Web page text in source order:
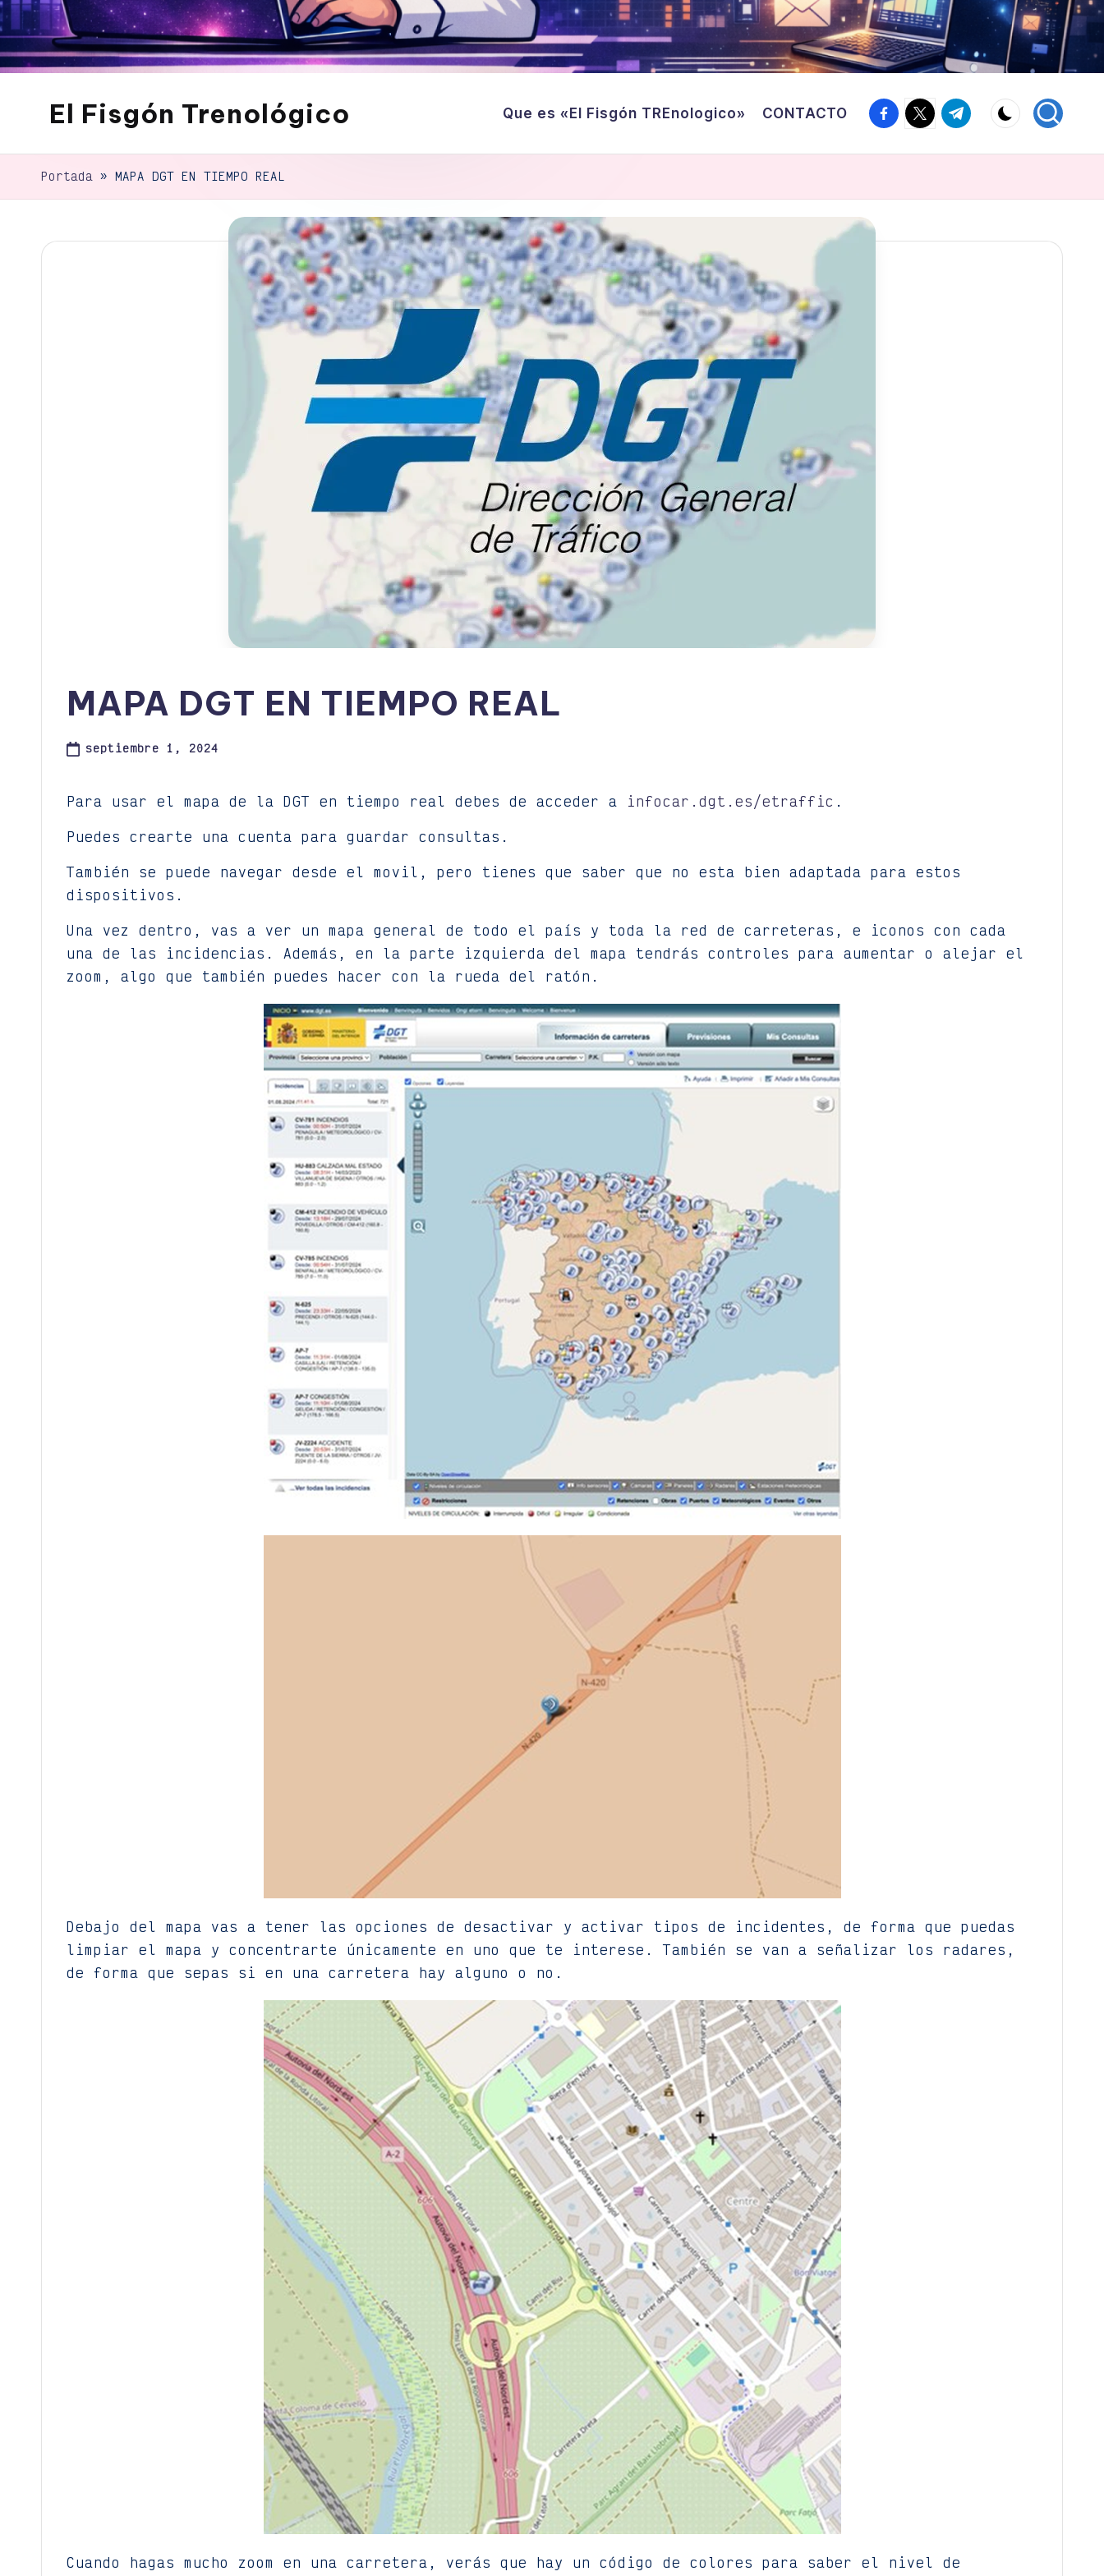
El Fisgón Trenológico
sitio
de
de
Que es «El Fisgón TREnologico» CONTACTO Facebook
Twitter
Canal
Telegram
Portada » MAPA DGT EN TIEMPO REAL
MAPA DGT EN TIEMPO REAL
septiembre 1, 2024
Para usar el mapa de la DGT en tiempo real debes de acceder a infocar.dgt.es/etraffic .
Puedes crearte una cuenta para guardar consultas.
También se puede navegar desde el movil, pero tienes que saber que no esta bien adaptada para estos
dispositivos.
Una vez dentro, vas a ver un mapa general de todo el país y toda la red de carreteras, e iconos con cada
una de las incidencias. Además, en la parte izquierda del mapa tendrás controles para aumentar o alejar el
zoom, algo que también puedes hacer con la rueda del ratón.
Debajo del mapa vas a tener las opciones de desactivar y activar tipos de incidentes, de forma que puedas
limpiar el mapa y concentrarte únicamente en uno que te interese. También se van a señalizar los radares,
de forma que sepas si en una carretera hay alguno o no.
Cuando hagas mucho zoom en una carretera, verás que hay un código de colores para saber el nivel de